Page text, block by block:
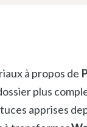
à propos de
plus
apprises